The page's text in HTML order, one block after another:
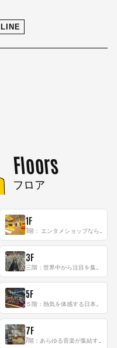
LINE
Floors
フロア
1F
3F
5F
7F